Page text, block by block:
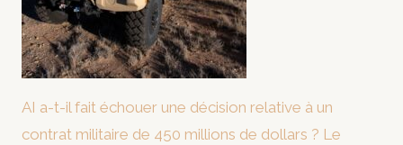
AI a-t-il fait échouer une décision relative à un
contrat militaire de 450 millions de dollars ? Le